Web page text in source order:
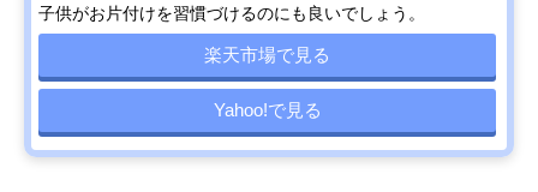
子供がお片付けを習慣づけるのにも良いでしょう。
楽天市場で見る
Yahoo!で見る